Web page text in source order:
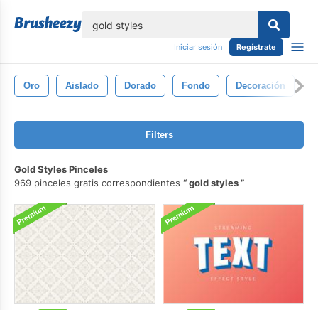
Iniciar sesión Regístrate
Oro Aislado Dorado Fondo Decoración
Filters
Gold Styles Pinceles
969 pinceles gratis correspondientes
gold styles